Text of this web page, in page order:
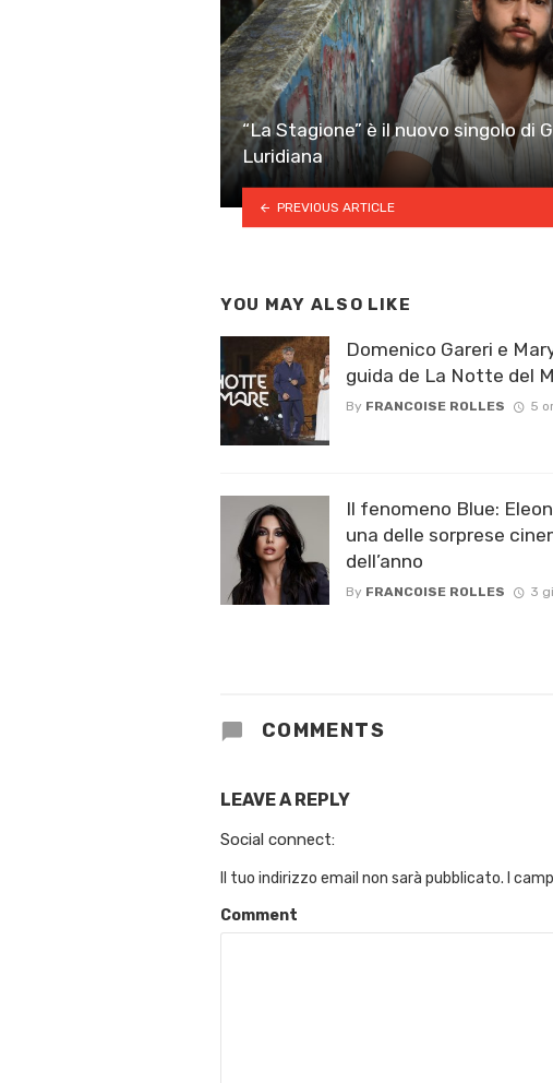
“La Stagione” è il nuovo singolo di
Luridiana
PREVIOUS ARTICLE
YOU MAY ALSO LIKE
Domenico Gareri e
guida de La Notte del
By FRANCOISE ROLLES 5
Il fenomeno Blue:
una delle sorprese
dell’anno
By FRANCOISE ROLLES 3
COMMENTS
LEAVE A REPLY
Social connect:
Il tuo indirizzo email non sarà pubblicato. I
Comment